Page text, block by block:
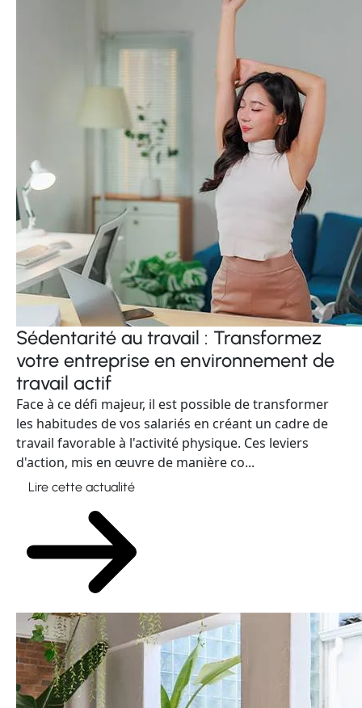
Sédentarité au travail : Transformez
votre entreprise en environnement de
travail actif
Face à ce défi majeur, il est possible de transformer
les habitudes de vos salariés en créant un cadre de
travail favorable à l'activité physique. Ces leviers
d'action, mis en œuvre de manière co...
Lire cette actualité